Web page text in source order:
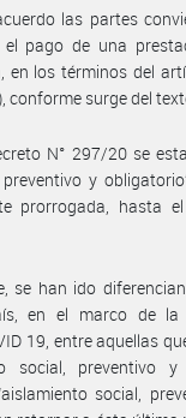
las partes
el pago de una
en los términos del
conforme surge del
N° 297/20 se
preventivo y
prorrogada, hasta
se han ido
en el marco de la
19, entre aquellas
social, preventivo
social,